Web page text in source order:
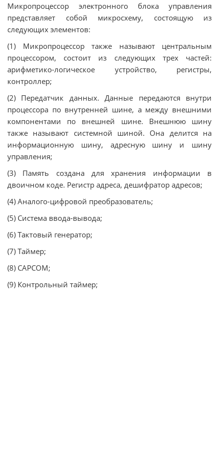
Микропроцессор электронного блока управления
представляет собой микросхему, состоящую из
следующих элементов:
(1) Микропроцессор также называют центральным
процессором, состоит из следующих трех частей:
арифметико-логическое устройство, регистры,
контроллер;
(2) Передатчик данных. Данные передаются внутри
процессора по внутренней шине, а между внешними
компонентами по внешней шине. Внешнюю шину
также называют системной шиной. Она делится на
информационную шину, адресную шину и шину
управления;
(3) Память создана для хранения информации в
двоичном коде. Регистр адреса, дешифратор адресов;
(4) Аналого-цифровой преобразователь;
(5) Система ввода-вывода;
(6) Тактовый генератор;
(7) Таймер;
(8) CAPCOM;
(9) Контрольный таймер;